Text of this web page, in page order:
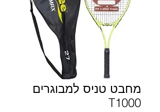
מחבט טניס למבוגרים
T1000